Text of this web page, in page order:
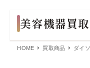
HOME 買取商品 ダイ